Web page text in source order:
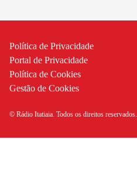
Política de Privacidade
Portal de Privacidade
Política de Cookies
Gestão de Cookies
© Rádio Itatiaia. Todos os direitos reservados.